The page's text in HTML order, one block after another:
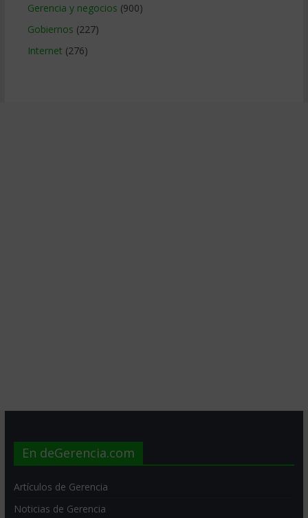
Gerencia y negocios (900)
Gobiernos (227)
Internet (276)
En deGerencia.com
Artículos de Gerencia
Noticias de Gerencia